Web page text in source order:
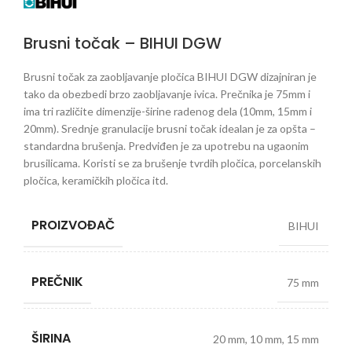
Brusni točak – BIHUI DGW
Brusni točak za zaobljavanje pločica BIHUI DGW dizajniran je
tako da obezbedi brzo zaobljavanje ivica. Prečnika je 75mm i
ima tri različite dimenzije-širine radenog dela (10mm, 15mm i
20mm). Srednje granulacije brusni točak idealan je za opšta –
standardna brušenja. Predviđen je za upotrebu na ugaonim
brusilicama. Koristi se za brušenje tvrdih pločica, porcelanskih
pločica, keramičkih pločica itd.
PROIZVOĐAČ BIHUI
PREČNIK 75 mm
ŠIRINA 20 mm, 10 mm, 15 mm